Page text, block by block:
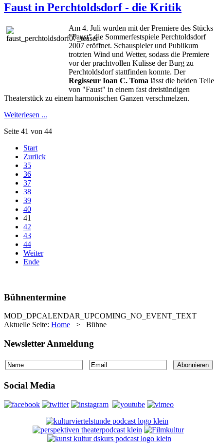
Faust in Perchtoldsdorf - die Kritik
Am 4. Juli wurden mit der Premiere des Stücks
"Faust" die Sommerfestspiele Perchtoldsdorf
2007 eröffnet. Schauspieler und Publikum
trotzten Wind und Wetter, sodass die Premiere
vor der prachtvollen Kulisse der Burg zu
Perchtoldsdorf stattfinden konnte. Der
Regisseur Ioan C. Toma lässt die beiden Teile
von "Faust" in einem fast dreistündigen
Theaterstück zu einem harmonischen Ganzen verschmelzen.
Weiterlesen ...
Seite 41 von 44
Start
Zurück
35
36
37
38
39
40
41
42
43
44
Weiter
Ende
Bühnentermine
MOD_DPCALENDAR_UPCOMING_NO_EVENT_TEXT
Aktuelle Seite: Home > Bühne
Newsletter Anmeldung
Social Media